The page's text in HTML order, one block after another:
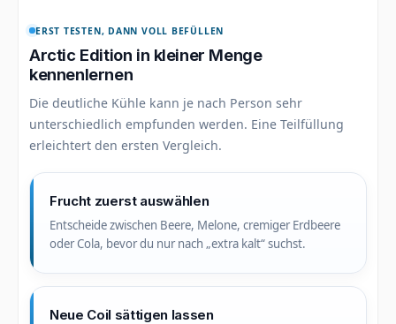
ERST TESTEN, DANN VOLL BEFÜLLEN
Arctic Edition in kleiner Menge
kennenlernen
Die deutliche Kühle kann je nach Person sehr
unterschiedlich empfunden werden. Eine Teilfüllung
erleichtert den ersten Vergleich.
Frucht zuerst auswählen
Entscheide zwischen Beere, Melone, cremiger Erdbeere
oder Cola, bevor du nur nach „extra kalt“ suchst.
Neue Coil sättigen lassen